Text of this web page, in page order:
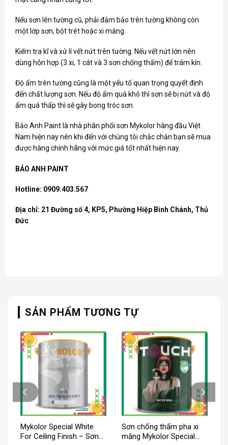
Nếu sơn lên tường cũ, phải đảm bảo trên tường không còn
một lớp sơn, bột trét hoặc xi măng.
Kiểm tra kĩ và xử lí vết nứt trên tường. Nếu vết nứt lớn nên
dùng hỗn hợp (3 xi, 1 cát và 3 sơn chống thấm) để trám kín.
Độ ẩm trên tường cũng là một yếu tố quan trọng quyết định
đến chất lượng sơn. Nếu độ ẩm quá khô thì sơn sẽ bị nứt và độ
ẩm quá thấp thì sẽ gây bong tróc sơn.
Bảo Anh Paint là nhà phân phối sơn Mykolorhàng đầu Việt
Nam hiện nay nên khi đến với chúng tôi chắc chắn bạn sẽ mua
được hàng chính hãng với mức giá tốt nhất hiện nay.
BẢO ANH PAINT
Hotline: 0909.403.567
Địa chỉ: 21 Đường số 4, KP5, Phường Hiệp Bình Chánh, Thủ
Đức
SẢN PHẨM TƯƠNG TỰ
Mykolor Special White
For Ceiling Finish – Sơn
Sơn chống thấm pha xi
măng Mykolor Special